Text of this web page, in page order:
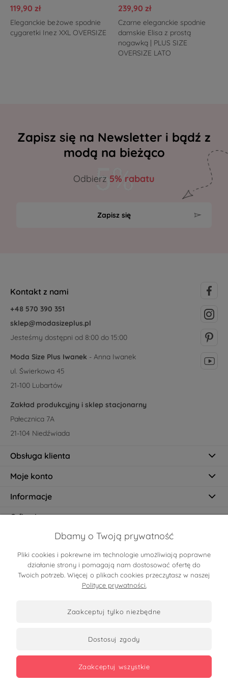
119,90 zł
Eleganckie beżowe spodnie
cygaretki Inez XXL OVERSIZE
239,90 zł
Czarne eleganckie spodnie
damskie Elisa z prostą
nogawką | PLUS SIZE
OVERSIZE LATO
Zapisz się na Newsletter i bądź z
modą na bieżąco
Odbierz 5% rabatu
Zapisz się
Kontakt z nami
+48 570 390 351
sklep@modasizeplus.pl
Jesteśmy dostępni od 8:00 do 15:00
Moda Size Plus Iwanek - Anna Iwanek
ul. Świerkowa 45
21-100 Lubartów
Zakład produkcyjny i sklep stacjonarny
Pałecznica 7A
21-104 Niedźwiada
Obsługa klienta
Moje konto
Informacje
O firmie
Certyfikaty
Dbamy o Twoją prywatność
Pliki cookies i pokrewne im technologie umożliwiają poprawne
działanie strony i pomagają nam dostosować ofertę do
Twoich potrzeb. Więcej o plikach cookies przeczytasz w naszej
Polityce prywatności.
zaakceptuj tylko niezbędne
dostosuj zgody
zaakceptuj wszystkie